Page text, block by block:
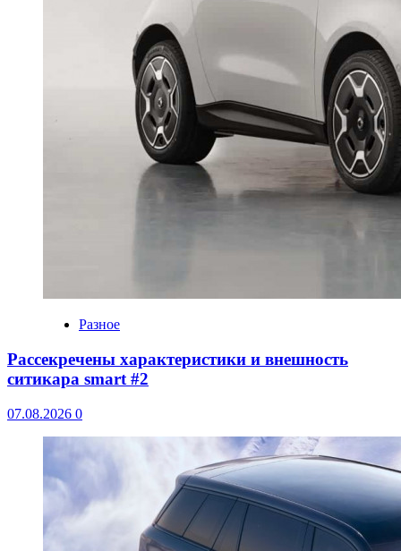
Разное
Рассекречены характеристики и внешность
ситикара smart #2
07.08.2026 0